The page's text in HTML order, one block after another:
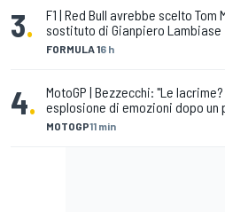
3.
FORMULA 16 h
F1 | Red Bull avrebbe scelto Tom
sostituto di Gianpiero Lambiase
4.
MOTOGP11 min
MotoGP | Bezzecchi: "Le
esplosione di emozioni dopo